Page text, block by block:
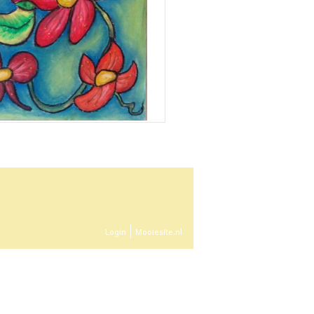
Login Mooiesite.nl